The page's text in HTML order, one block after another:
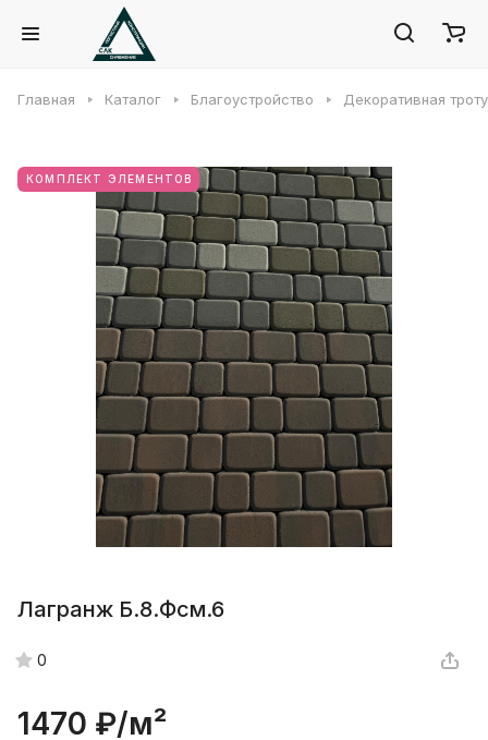
Главная Каталог Благоустройство Декоративная
КОМПЛЕКТ ЭЛЕМЕНТОВ
Лагранж Б.8.Фсм.6
0
1470 ₽/м²